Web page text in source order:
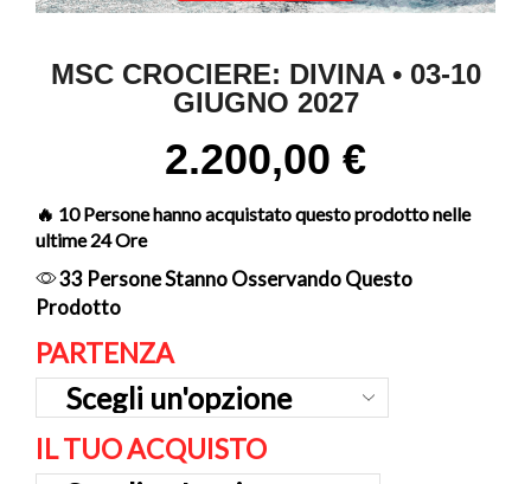
MSC CROCIERE: DIVINA • 03-10
GIUGNO 2027
2.200,00 €
🔥 10 Persone hanno acquistato questo prodotto nelle
ultime 24 Ore
33 Persone Stanno Osservando Questo
Prodotto
PARTENZA
IL TUO ACQUISTO